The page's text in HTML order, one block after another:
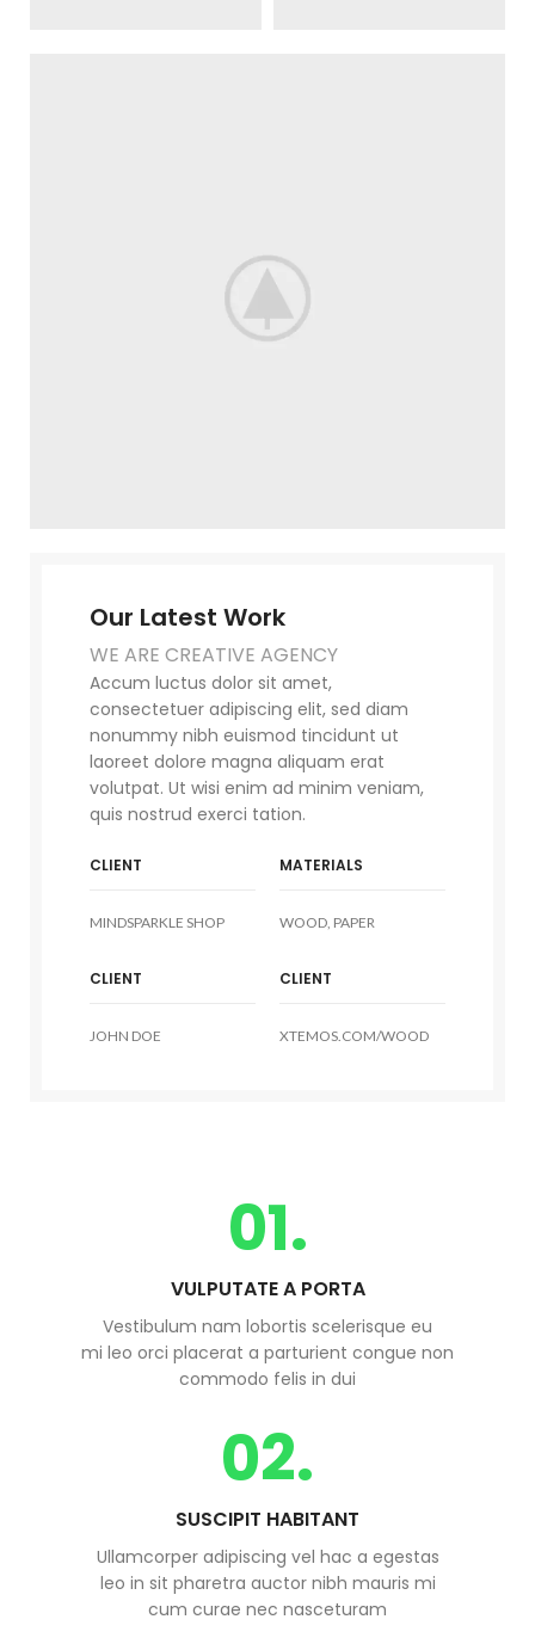
Our Latest Work
WE ARE CREATIVE AGENCY
Accum luctus dolor sit amet,
consectetuer adipiscing elit, sed diam
nonummy nibh euismod tincidunt ut
laoreet dolore magna aliquam erat
volutpat. Ut wisi enim ad minim veniam,
quis nostrud exerci tation.
CLIENT MATERIALS
MINDSPARKLE SHOP WOOD, PAPER
CLIENT CLIENT
JOHN DOE XTEMOS.COM/WOOD
01.
VULPUTATE A PORTA
Vestibulum nam lobortis scelerisque eu
mi leo orci placerat a parturient congue non
commodo felis in dui
02.
SUSCIPIT HABITANT
Ullamcorper adipiscing vel hac a egestas
leo in sit pharetra auctor nibh mauris mi
cum curae nec nasceturam